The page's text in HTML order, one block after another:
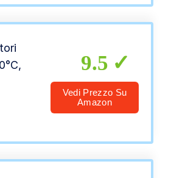
5l
9.5
Vedi Prezzo Su
Amazon